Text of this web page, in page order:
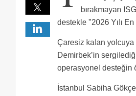
bırakmayan
destekle "2026 Yılı
Çaresiz kalan
Demirbek’in
operasyonel desteğin
İstanbul Sabiha